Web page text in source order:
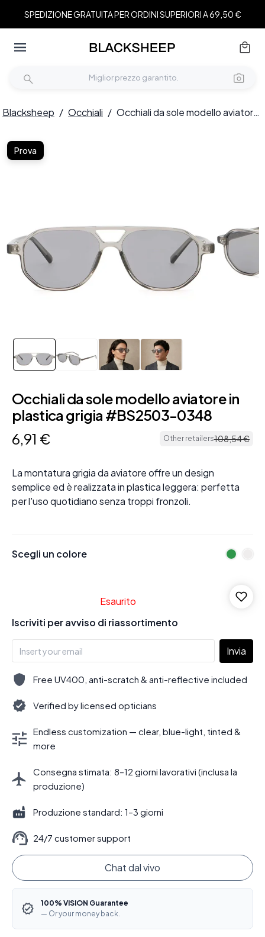
SPEDIZIONE GRATUITA PER ORDINI SUPERIORI A 69,50 €
Blacksheep / Occhiali / Occhiali da sole modello aviatore in plastica grigia #BS2503-0348
Prova
Occhiali da sole modello aviatore in
plastica grigia #BS2503-0348
6,91 € Other retailers108,54€
La montatura grigia da aviatore offre un design
semplice ed è realizzata in plastica leggera: perfetta
per l'uso quotidiano senza troppi fronzoli.
Scegli un colore
Esaurito
Iscriviti per avviso di riassortimento
Invia
Free UV400, anti-scratch & anti-reflective included
Verified by licensed opticians
Endless customization — clear, blue-light, tinted &
more
Consegna stimata: 8–12 giorni lavorativi (inclusa la
produzione)
Produzione standard: 1–3 giorni
24/7 customer support
Chat dal vivo
100% VISION Guarantee
— Or your money back.